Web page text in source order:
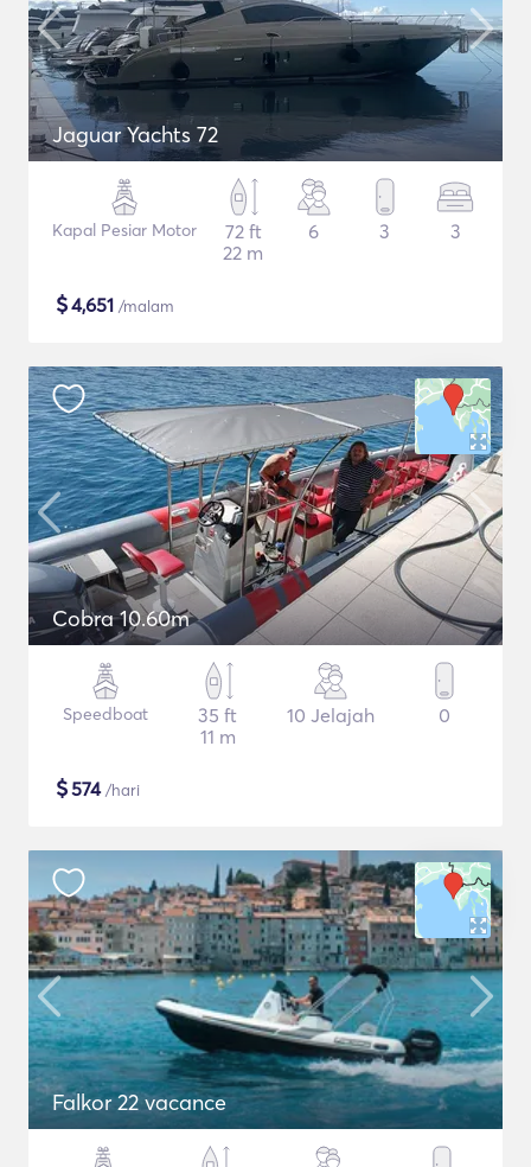
Jaguar Yachts 72
Kapal Pesiar Motor
72 ft
22 m
6 3 3
$4,651 /malam
Cobra 10.60m
Speedboat
35 ft
11 m
10 Jelajah 0
$574/hari
Falkor 22 vacance